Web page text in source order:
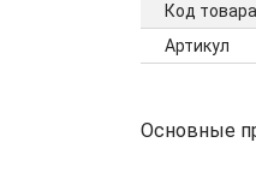
Код товара
Артикул
Основные